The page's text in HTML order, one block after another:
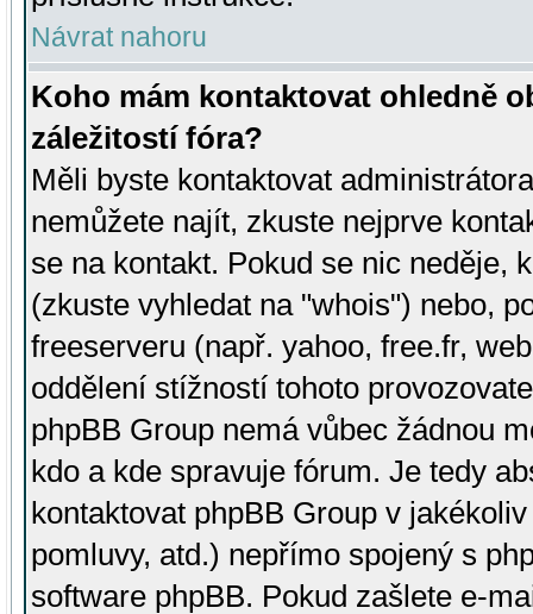
Návrat nahoru
Koho mám kontaktovat ohledně
záležitostí fóra?
Měli byste kontaktovat
nemůžete najít, zkuste nejprve
se na kontakt. Pokud se nic neděje,
(zkuste vyhledat na "whois") nebo,
freeserveru (např. yahoo, free.fr,
oddělení stížností tohoto
phpBB Group nemá vůbec žádnou
kdo a kde spravuje fórum. Je tedy
kontaktovat phpBB Group v
pomluvy, atd.) nepřímo spojený s
software phpBB. Pokud zašlete e-